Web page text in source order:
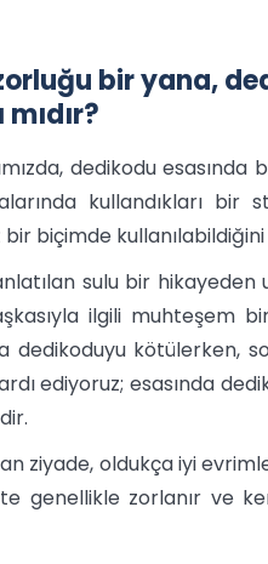
bir yana,
dedikodu
kullandıkları bir
biçimde
sulu bir
ilgili muhteşem
dedikoduyu kötülerken,
ediyoruz; esasında
ziyade, oldukça iyi
genellikle zorlanır ve